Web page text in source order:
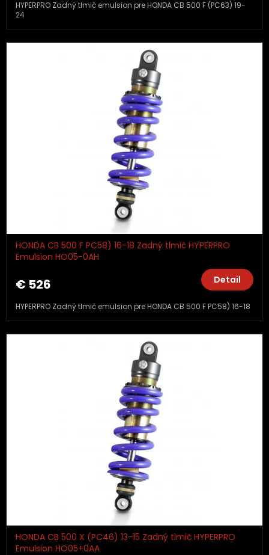
HYPERPRO Zadný tlmič emulsion pre HONDA CB 500 F (PC63) 19-
24
HONDA CB 500 F PC58) 16-18 Zadný tlmič HYPERPRO
Emulsion HO05-0AH
€ 526 Detail
HYPERPRO Zadný tlmič emulsion pre HONDA CB 500 F PC58) 16-18
HONDA CB 500 X (PC46) 13-15 Zadný tlmič HYPERPRO
Emulsion HO05+0AA